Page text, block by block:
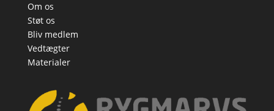
Om os
Støt os
Bliv medlem
Vedtægter
Materialer